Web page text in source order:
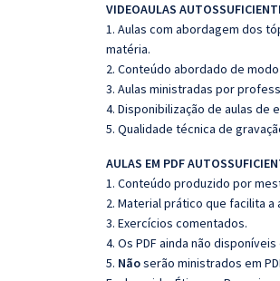
VIDEOAULAS
1. Aulas com abordagem dos
matéria.
2. Conteúdo abordado de
3. Aulas ministradas por
4. Disponibilização de aulas de
5. Qualidade técnica de
AULAS EM PDF
1. Conteúdo produzido por
2. Material prático que facilita
3. Exercícios comentados.
4. Os PDF ainda não
5. Nãoserão ministrados em